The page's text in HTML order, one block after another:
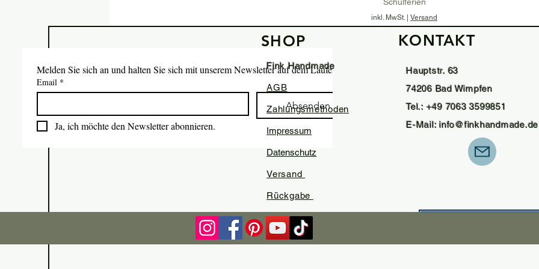
inkl. MwSt.| Versand
In den Warenkorb
Melden Sie sich an und halten Sie sich mit unserem Newsletter auf dem Laufenden.
Email *
Absenden
Ja, ich möchte den Newsletter abonnieren.
SHOP
Fink Handmade
AGB
Zahlungsmethoden
Impressum
Datenschutz
Versand
Rückgabe
KONTAKT
Hauptstr. 63
74206 Bad Wimpfen
Tel.: +49 7063 3599851
E-Mail:info@finkhandmade.de